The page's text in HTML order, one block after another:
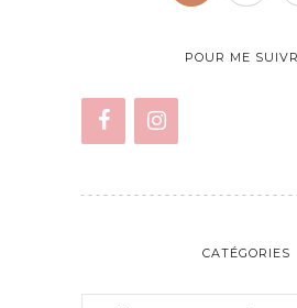
POUR ME
CATÉGORIES